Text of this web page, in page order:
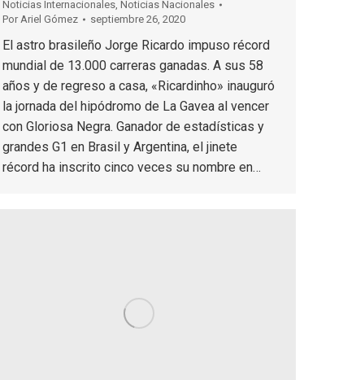
Noticias Internacionales Noticias Nacionales
Por Ariel Gómez septiembre 26, 2020
El astro brasileño Jorge Ricardo impuso récord
mundial de 13.000 carreras ganadas. A sus 58
años y de regreso a casa, «Ricardinho» inauguró
la jornada del hipódromo de La Gavea al vencer
con Gloriosa Negra. Ganador de estadísticas y
grandes G1 en Brasil y Argentina, el jinete
récord ha inscrito cinco veces su nombre en…